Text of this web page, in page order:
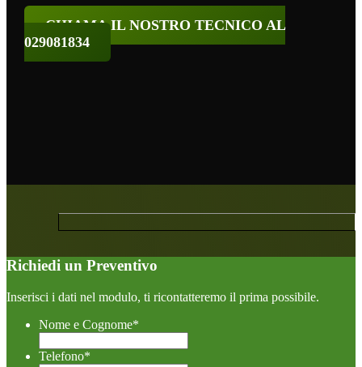
CHIAMA IL NOSTRO TECNICO AL
029081834
Richiedi un Preventivo
Inserisci i dati nel modulo, ti ricontatteremo il prima possibile.
Nome e Cognome*
Telefono*